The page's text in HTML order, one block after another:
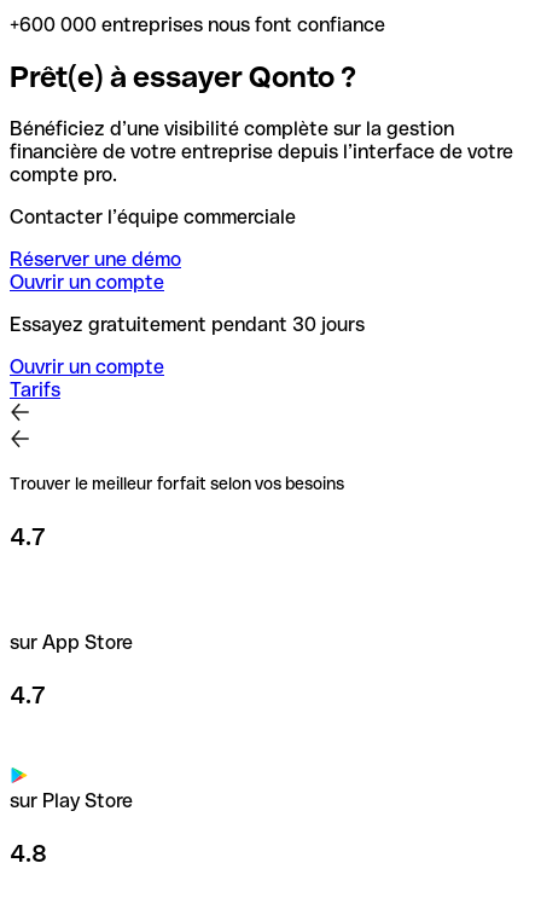
+600 000 entreprises nous font confiance
Prêt(e) à essayer Qonto ?
Bénéficiez d’une visibilité complète sur la gestion
financière de votre entreprise depuis l’interface de votre
compte pro.
Contacter l’équipe commerciale
Réserver une démo
Ouvrir un compte
Essayez gratuitement pendant 30 jours
Ouvrir un compte
Tarifs
Trouver le meilleur forfait selon vos besoins
4.7
sur App Store
4.7
sur Play Store
4.8